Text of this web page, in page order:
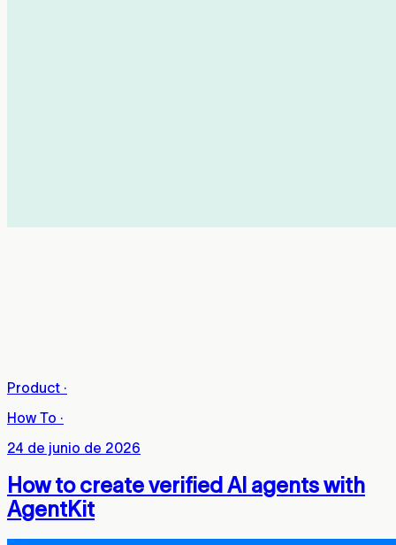
Product ·
How To ·
24 de junio de 2026
How to create verified AI agents with
AgentKit